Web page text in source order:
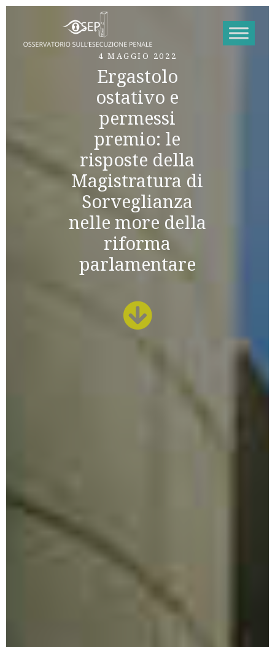
Vai al contenuto
4 MAGGIO 2022
Ergastolo
ostativo e
permessi
premio: le
risposte della
Magistratura di
Sorveglianza
nelle more della
riforma
parlamentare